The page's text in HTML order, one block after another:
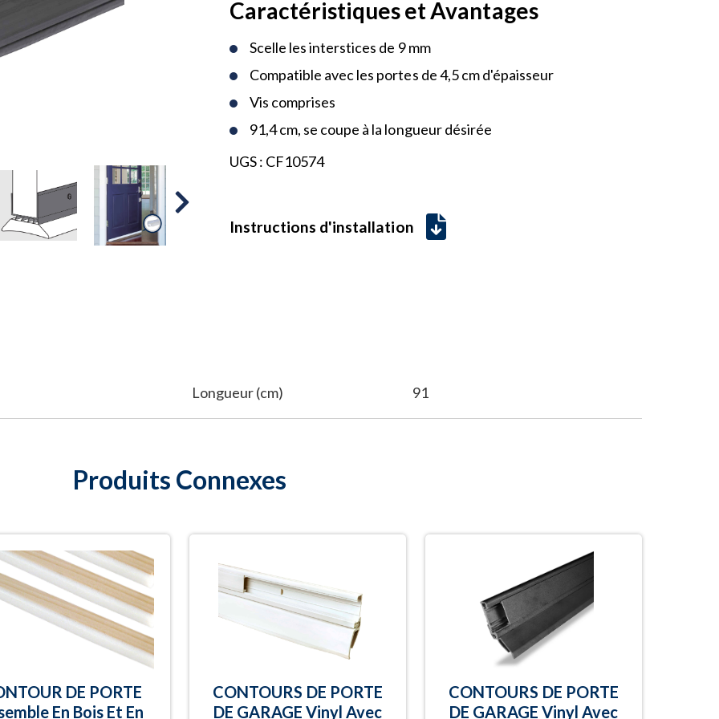
Caractéristiques et Avantages
Scelle les interstices de 9 mm
Compatible avec les portes de 4,5 cm d'épaisseur
Vis comprises
91,4 cm, se coupe à la longueur désirée
UGS : CF10574
Instructions d'installation
Longueur (cm) 91
Produits Connexes
DE PORTE
En Bois Et En
CONTOURS DE PORTE
DE GARAGE Vinyl Avec
CONTOURS DE PORTE
DE GARAGE Vinyl Avec